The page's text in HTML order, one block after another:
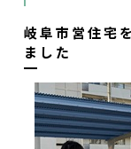
岐阜市営住宅
ました